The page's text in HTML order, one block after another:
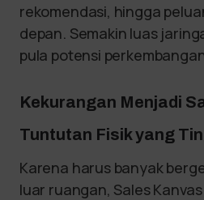
rekomendasi, hingga
depan. Semakin luas
pula potensi
Kekurangan Menjadi
Tuntutan Fisik yang
Karena harus banyak
luar ruangan, Sales